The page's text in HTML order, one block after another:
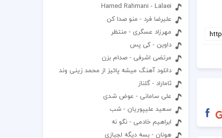
Hamed Rahmani - Lalaei
علیرضا فرد - منو صدا کن
مهرزاد عسگری - منتظر
داوین - کی پس
مرتضی اشرفی - صدام بزن
دانلود آهنگ میشه پائیز از محمد زینی وند
ثاماراد - گلناز
علی سامانی - عوض شدی
سعید علیپوریان - شب
ابراهیم خادمی - نگو نه
هونان - بسه دیگه لجبازی